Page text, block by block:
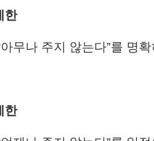
한
아무나 주지 않는다”를 명
한